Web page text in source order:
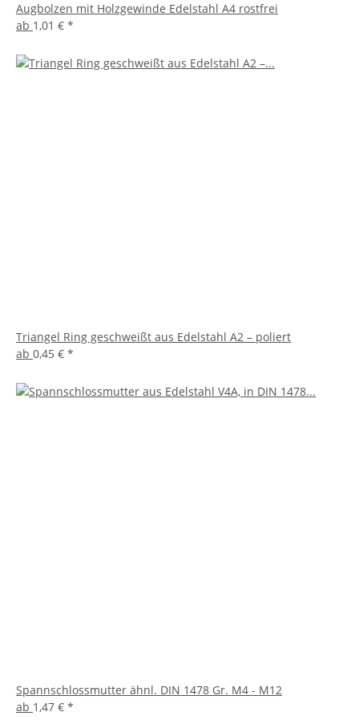
Augbolzen mit Holzgewinde Edelstahl A4 rostfrei
ab 1,01 € *
Triangel Ring geschweißt aus Edelstahl A2 – poliert
ab 0,45 € *
Spannschlossmutter ähnl. DIN 1478 Gr. M4 - M12
ab 1,47 € *